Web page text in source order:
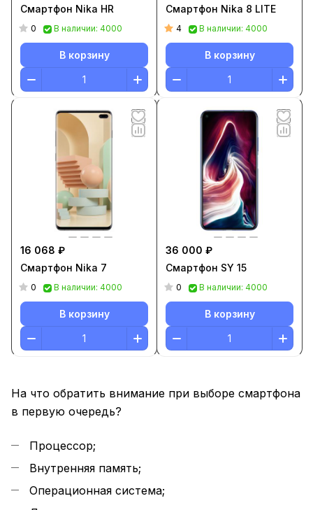
Смартфон Nika HR
0 В наличии: 4000
В корзину
Смартфон Nika 8 LITE
4 В наличии: 4000
В корзину
16 068 ₽
Смартфон Nika 7
0 В наличии: 4000
В корзину
36 000 ₽
Смартфон SY 15
0 В наличии: 4000
В корзину
На что обратить внимание при выборе смартфона
в первую очередь?
Процессор;
Внутренняя память;
Операционная система;